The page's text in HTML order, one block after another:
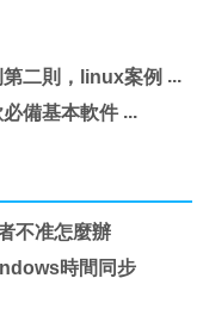
二則，linux案例
備基本軟件
不准怎麼辦
時間同步